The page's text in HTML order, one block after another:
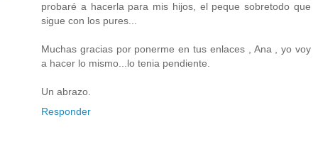
probaré a hacerla para mis hijos, el peque sobretodo que
sigue con los pures...
Muchas gracias por ponerme en tus enlaces , Ana , yo voy
a hacer lo mismo...lo tenia pendiente.
Un abrazo.
Responder